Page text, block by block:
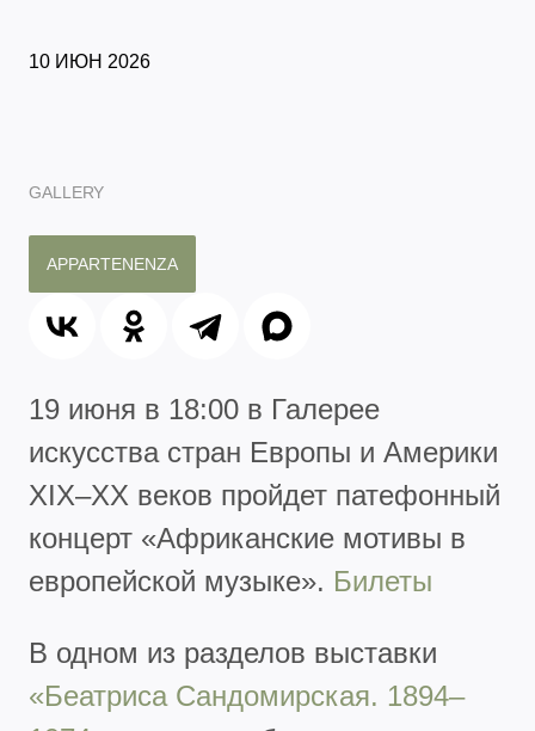
10 ИЮН 2026
GALLERY
APPARTENENZA
19 июня в 18:00 в Галерее
искусства стран Европы и Америки
XIX–XX веков пройдет патефонный
концерт «Африканские мотивы в
европейской музыке». Билеты
В одном из разделов выставки
«Беатриса Сандомирская. 1894–